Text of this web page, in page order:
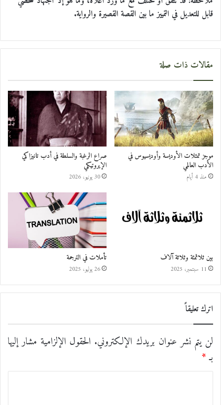
قابل للتعديل في التمييز ما بين القصة القصيرة والرواية.
مقالات ذات صلة
موجز تمثلات الأوديسة وأوديسيوس في
الأدب العالمي
منذ 4 أيام
صراع الرغبة والسلطة في أدب تانيزاكي
الإيروتيكي
30 يونيو، 2026
بين ثلاثمئة وثلاثة آلاف
11 سبتمبر، 2025
تأملات في الترجمة
26 يوليو، 2025
اترك تعليقاً
لن يتم نشر عنوان بريدك الإلكتروني. الحقول الإلزامية مشار إليها
بـ*